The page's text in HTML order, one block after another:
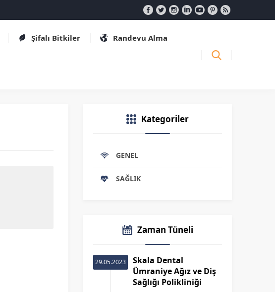
Şifalı Bitkiler Randevu Alma
Kategoriler
GENEL
SAĞLIK
Zaman Tüneli
29.05.2023
Skala Dental
Ümraniye Ağız ve Diş
Sağlığı Polikliniği